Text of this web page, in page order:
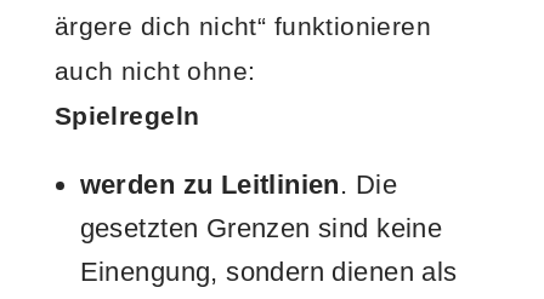
ärgere dich nicht“ funktionieren
auch nicht ohne:
Spielregeln
werden zu Leitlinien. Die
gesetzten Grenzen sind keine
Einengung, sondern dienen als